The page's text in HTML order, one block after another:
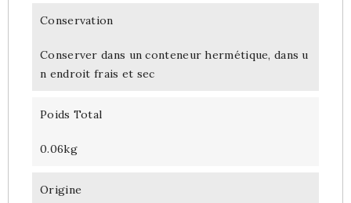
Conservation
Conserver dans un conteneur hermétique, dans u
n endroit frais et sec
Poids Total
0.06kg
Origine